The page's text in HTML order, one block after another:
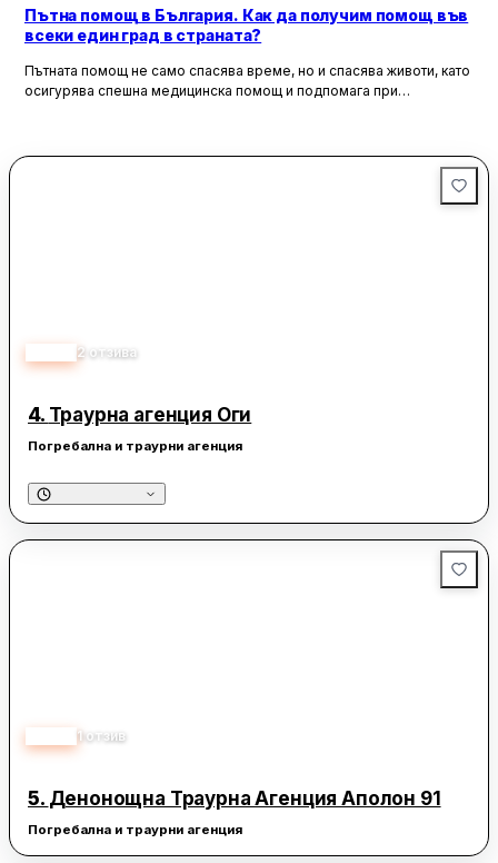
Пътна помощ в България. Как да получим помощ във
всеки един град в страната?
Пътната помощ не само спасява време, но и спасява животи, като
осигурява спешна медицинска помощ и подпомага при
2 отзива
4. Траурна агенция Оги
Погребална и траурни агенция
1 отзив
5. Денонощна Траурна Агенция Аполон 91
Погребална и траурни агенция